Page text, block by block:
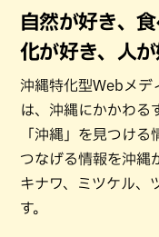
自然が好き、
化が好き、人
沖縄特化型Webメデ
は、沖縄にかかわる
「沖縄」を見つけ
つなげる情報を沖縄
キナワ、ミツケル、
す。